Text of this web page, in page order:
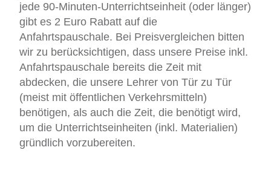
jede 90-Minuten-Unterrichtseinheit (oder länger)
gibt es 2 Euro Rabatt auf die
Anfahrtspauschale. Bei Preisvergleichen bitten
wir zu berücksichtigen, dass unsere Preise inkl.
Anfahrtspauschale bereits die Zeit mit
abdecken, die unsere Lehrer von Tür zu Tür
(meist mit öffentlichen Verkehrsmitteln)
benötigen, als auch die Zeit, die benötigt wird,
um die Unterrichtseinheiten (inkl. Materialien)
gründlich vorzubereiten.